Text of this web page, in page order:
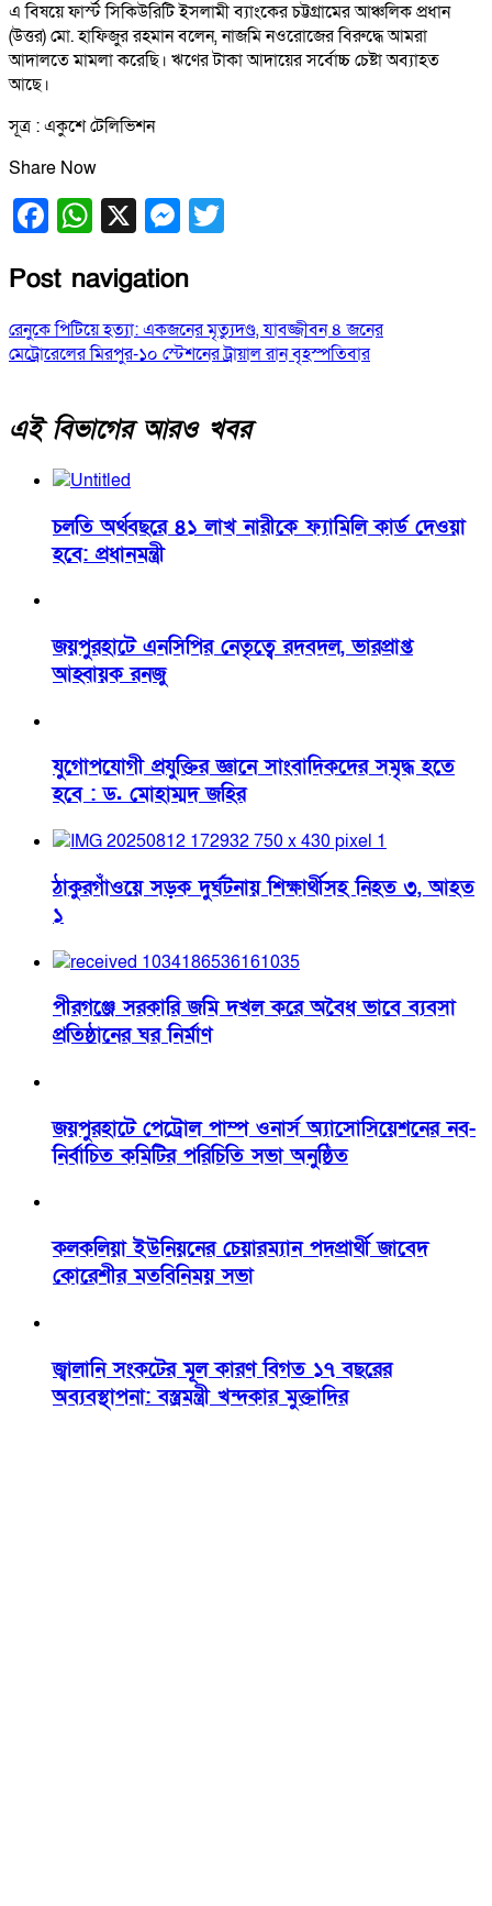
এ বিষয়ে ফার্স্ট সিকিউরিটি ইসলামী ব্যাংকের চট্টগ্রামের আঞ্চলিক প্রধান
(উত্তর) মো. হাফিজুর রহমান বলেন, নাজমি নওরোজের বিরুদ্ধে আমরা
আদালতে মামলা করেছি। ঋণের টাকা আদায়ের সর্বোচ্চ চেষ্টা অব্যাহত
আছে।
সূত্র : একুশে টেলিভিশন
Share Now
Facebook
WhatsApp
X Messenger
Post navigation
রেনুকে পিটিয়ে হত্যা: একজনের মৃত্যুদণ্ড, যাবজ্জীবন ৪ জনের
মেট্রোরেলের মিরপুর-১০ স্টেশনের ট্রায়াল রান বৃহস্পতিবার
এই বিভাগের আরও খবর
চলতি অর্থবছরে ৪১ লাখ নারীকে ফ্যামিলি কার্ড দেওয়া
হবে: প্রধানমন্ত্রী
জয়পুরহাটে এনসিপির নেতৃত্বে রদবদল, ভারপ্রাপ্ত
আহ্বায়ক রনজু
যুগোপযোগী প্রযুক্তির জ্ঞানে সাংবাদিকদের সমৃদ্ধ হতে
হবে : ড. মোহাম্মদ জহির
ঠাকুরগাঁওয়ে সড়ক দুর্ঘটনায় শিক্ষার্থীসহ নিহত ৩, আহত
১
পীরগঞ্জে সরকারি জমি দখল করে অবৈধ ভাবে ব্যবসা
প্রতিষ্ঠানের ঘর নির্মাণ
জয়পুরহাটে পেট্রোল পাম্প ওনার্স অ্যাসোসিয়েশনের নব-
নির্বাচিত কমিটির পরিচিতি সভা অনুষ্ঠিত
কলকলিয়া ইউনিয়নের চেয়ারম্যান পদপ্রার্থী জাবেদ
কোরেশীর মতবিনিময় সভা
জ্বালানি সংকটের মূল কারণ বিগত ১৭ বছরের
অব্যবস্থাপনা: বস্ত্রমন্ত্রী খন্দকার মুক্তাদির